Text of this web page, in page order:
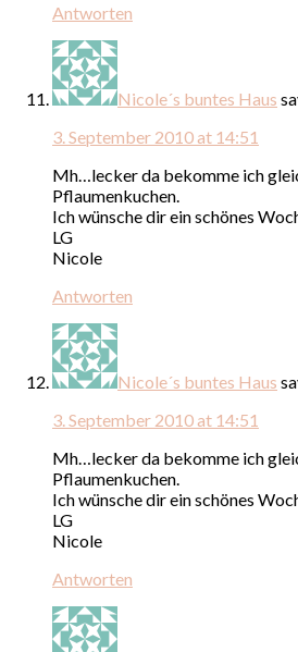
Antworten
Nicole´s buntes Haus
3. September 2010 at 14:51
Mh…lecker da bekomme ich
Pflaumenkuchen.
Ich wünsche dir ein schönes
LG
Nicole
Antworten
Nicole´s buntes Haus
3. September 2010 at 14:51
Mh…lecker da bekomme ich
Pflaumenkuchen.
Ich wünsche dir ein schönes
LG
Nicole
Antworten